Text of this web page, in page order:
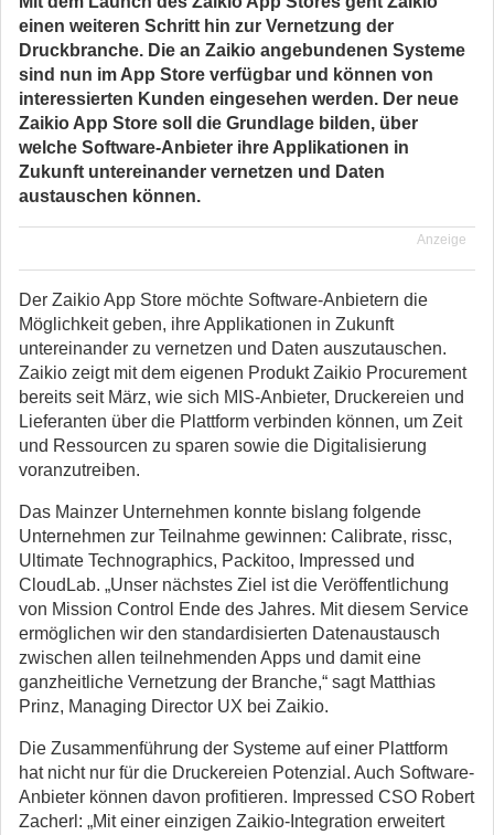
einen weiteren Schritt hin zur Vernetzung der
Druckbranche. Die an Zaikio angebundenen Systeme
sind nun im App Store verfügbar und können von
interessierten Kunden eingesehen werden. Der neue
Zaikio App Store soll die Grundlage bilden, über
welche Software-Anbieter ihre Applikationen in
Zukunft untereinander vernetzen und Daten
austauschen können.
Anzeige
Der Zaikio App Store möchte Software-Anbietern die
Möglichkeit geben, ihre Applikationen in Zukunft
untereinander zu vernetzen und Daten auszutauschen.
Zaikio zeigt mit dem eigenen Produkt Zaikio Procurement
bereits seit März, wie sich MIS-Anbieter, Druckereien und
Lieferanten über die Plattform verbinden können, um Zeit
und Ressourcen zu sparen sowie die Digitalisierung
voranzutreiben.
Das Mainzer Unternehmen konnte bislang folgende
Unternehmen zur Teilnahme gewinnen: Calibrate, rissc,
Ultimate Technographics, Packitoo, Impressed und
CloudLab. „Unser nächstes Ziel ist die Veröffentlichung
von Mission Control Ende des Jahres. Mit diesem Service
ermöglichen wir den standardisierten Datenaustausch
zwischen allen teilnehmenden Apps und damit eine
ganzheitliche Vernetzung der Branche,“ sagt Matthias
Prinz, Managing Director UX bei Zaikio.
Die Zusammenführung der Systeme auf einer Plattform
hat nicht nur für die Druckereien Potenzial. Auch Software-
Anbieter können davon profitieren. Impressed CSO Robert
Zacherl: „Mit einer einzigen Zaikio-Integration erweitert